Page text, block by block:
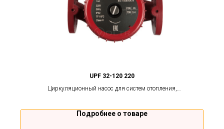
UPF 32-120 220
Циркуляционный насос для систем отопления,
Подробнее о товаре